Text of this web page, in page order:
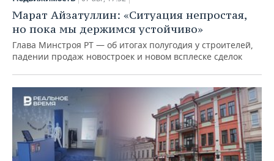
Марат Айзатуллин: «Ситуация непростая,
но пока мы держимся устойчиво»
Глава Минстроя РТ — об итогах полугодия у строителей,
падении продаж новостроек и новом всплеске сделок